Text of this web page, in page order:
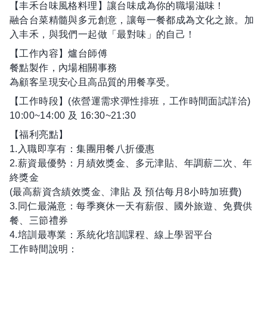
【丰禾台味風格料理】讓台味成為你的職場滋味！
融合台菜精髓與多元創意，讓每一餐都成為文化之旅。加
入丰禾，與我們一起做「最對味」的自己！
【工作內容】爐台師傅
餐點製作，內場相關事務
為顧客呈現安心且高品質的用餐享受。
【工作時段】(依營運需求彈性排班，工作時間面試詳洽)
10:00~14:00 及 16:30~21:30
【福利亮點】
1.入職即享有：集團用餐八折優惠
2.薪資最優勢：月績效獎金、多元津貼、年調薪二次、年
終獎金
(最高薪資含績效獎金、津貼 及 預估每月8小時加班費)
3.同仁最滿意：每季爽休一天有薪假、國外旅遊、免費供
餐、三節禮券
4.培訓最專業：系統化培訓課程、線上學習平台
工作時間說明：